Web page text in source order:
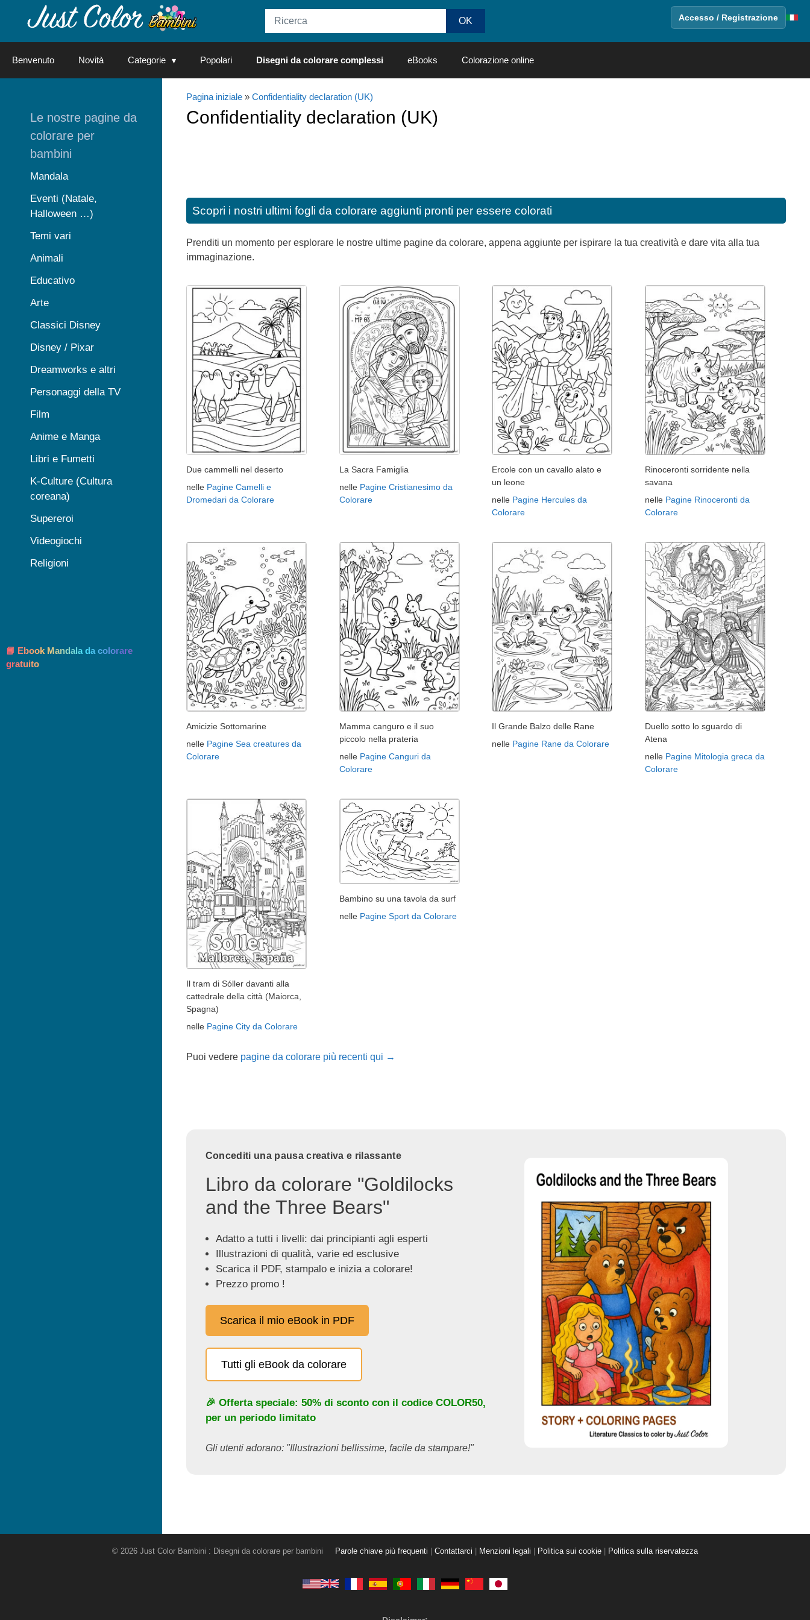
Accesso / Registrazione
Benvenuto Novità Categorie Popolari Disegni da colorare complessi eBooks Colorazione online
Pagina iniziale» Confidentiality declaration (UK)
Confidentiality declaration (UK)
Scopri i nostri ultimi fogli da colorare aggiunti pronti per essere colorati
Prenditi un momento per esplorare le nostre ultime pagine da colorare, appena aggiunte per ispirare la tua creatività e dare vita alla tua
immaginazione.
Due cammelli nel deserto
nelle Pagine Camelli e
Dromedari da Colorare
La Sacra Famiglia
nelle Pagine Cristianesimo da
Colorare
Ercole con un cavallo alato e
un leone
nelle Pagine Hercules da
Colorare
Rinoceronti sorridente nella
savana
nelle Pagine Rinoceronti da
Colorare
Amicizie Sottomarine
nelle Pagine Sea creatures da
Colorare
Mamma canguro e il suo
piccolo nella prateria
nelle Pagine Canguri da
Colorare
Il Grande Balzo delle Rane
nelle Pagine Rane da Colorare
Duello sotto lo sguardo di
Atena
nelle Pagine Mitologia greca da
Colorare
Il tram di Sóller davanti alla
cattedrale della città (Maiorca,
Spagna)
nelle Pagine City da Colorare
Bambino su una tavola da surf
nelle Pagine Sport da Colorare
Puoi vedere pagine da colorare più recenti qui →
Concediti una pausa creativa e rilassante
Libro da colorare "Goldilocks
and the Three Bears"
Adatto a tutti i livelli: dai principianti agli esperti
Illustrazioni di qualità, varie ed esclusive
Scarica il PDF, stampalo e inizia a colorare!
Prezzo promo !
Scarica il mio eBook in PDF
Tutti gli eBook da colorare
🎉 Offerta speciale: 50% di sconto con il codice COLOR50,
per un periodo limitato
Gli utenti adorano: "Illustrazioni bellissime, facile da stampare!"
Le nostre pagine da
colorare per
bambini
Mandala
Eventi (Natale,
Halloween …)
Temi vari
Animali
Educativo
Arte
Classici Disney
Disney / Pixar
Dreamworks e altri
Personaggi della TV
Film
Anime e Manga
Libri e Fumetti
K-Culture (Cultura
coreana)
Supereroi
Videogiochi
Religioni
📘 Ebook Mandala da colorare
gratuito
© 2026 Just Color Bambini : Disegni da colorare per bambini Parole chiave più frequenti Contattarci Menzioni legali Politica sui cookie Politica sulla riservatezza